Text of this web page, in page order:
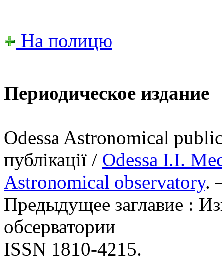
На полицю
Периодическое издание
Odessa Astronomical
публікації / Odessa І.І.
Astronomical observatory.
Предыдущее заглавие :
обсерватории
ISSN 1810-4215.